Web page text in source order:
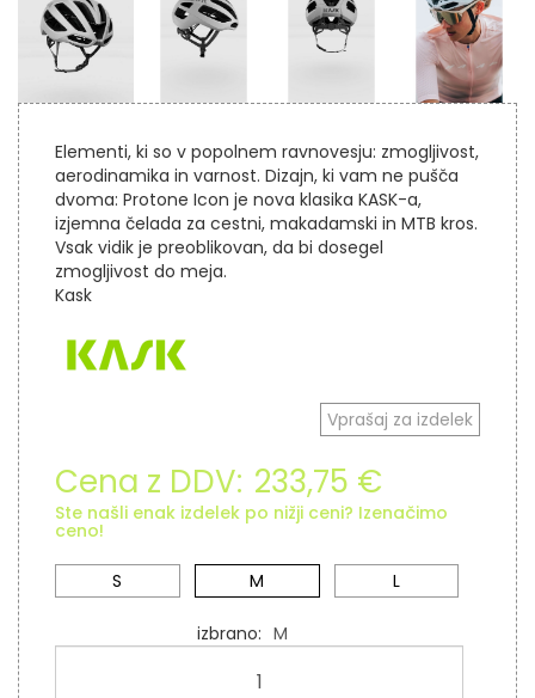
Elementi, ki so v popolnem ravnovesju: zmogljivost,
aerodinamika in varnost. Dizajn, ki vam ne pušča
dvoma: Protone Icon je nova klasika KASK-a,
izjemna čelada za cestni, makadamski in MTB kros.
Vsak vidik je preoblikovan, da bi dosegel
zmogljivost do meja.
Kask
Vprašaj za izdelek
Cena z DDV: 233,75 €
Ste našli enak izdelek po nižji ceni? Izenačimo
ceno!
S M L
izbrano M